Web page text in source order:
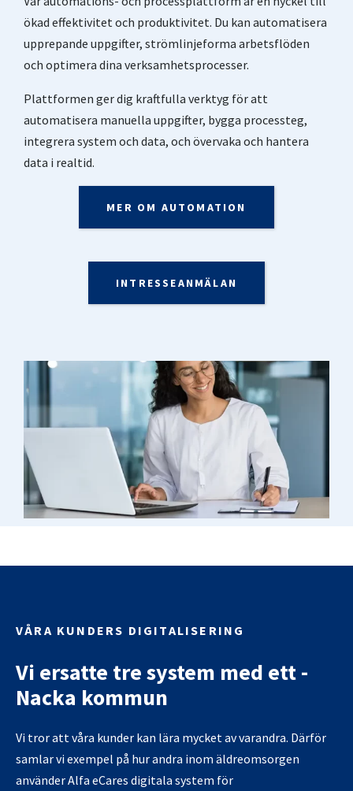
ökad effektivitet och produktivitet. Du kan automatisera
upprepande uppgifter, strömlinjeforma arbetsflöden
och optimera dina verksamhetsprocesser.
Plattformen ger dig kraftfulla verktyg för att
automatisera manuella uppgifter, bygga processteg,
integrera system och data, och övervaka och hantera
data i realtid.
MER OM AUTOMATION
INTRESSEANMÄLAN
VÅRA KUNDERS DIGITALISERING
Vi ersatte tre system med ett -
Nacka kommun
Vi tror att våra kunder kan lära mycket av varandra. Därför
samlar vi exempel på hur andra inom äldreomsorgen
använder Alfa eCares digitala system för